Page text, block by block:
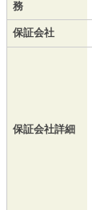
務
保証会社
保証会社詳細